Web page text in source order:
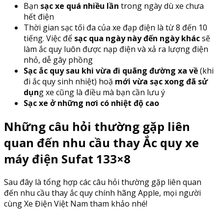
Bạn sạc xe quá nhiều lần trong ngày dù xe chưa
hết điện
Thời gian sạc tối đa của xe đạp điện là từ 8 đến 10
tiếng. Việc để sạc qua ngày này đến ngày khácsẽ
làm ắc quy luôn được nạp điện và xả ra lượng điện
nhỏ, dễ gây phồng
Sạc ắc quy sau khi vừa đi quãng đường xa về(khi
đi ắc quy sinh nhiệt) hoặ mới vừa sạc xong đã sử
dụng xe cũng là điều mà bạn cần lưu ý
Sạc xe ở những nơi có nhiệt độ cao
Những câu hỏi thường gặp liên
quan đến nhu cầu thay Ắc quy xe
máy điện Sufat 133×8
Sau đây là tổng hợp các câu hỏi thường gặp liên quan
đến nhu cầu thay ắc quy chính hãng Apple, mọi người
cùng Xe Điện Việt Nam tham khảo nhé!